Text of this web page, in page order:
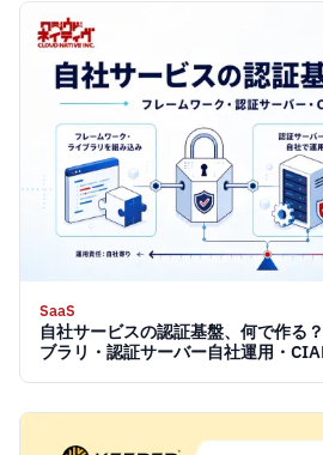
SaaS
自社サービスの認証基盤、何で作る
ブラリ・認証サーバー自社運用・